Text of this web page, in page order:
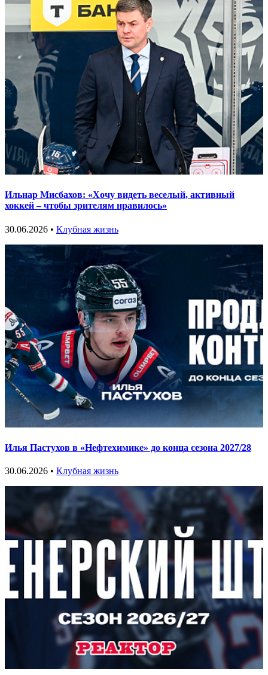
Ильнар Мисбахов: «Хочу видеть веселый, активный
хоккей – чтобы зрителям нравилось»
30.06.2026 • Клубная жизнь
Илья Пастухов в «Нефтехимике» до конца сезона 2027/28
30.06.2026 • Клубная жизнь